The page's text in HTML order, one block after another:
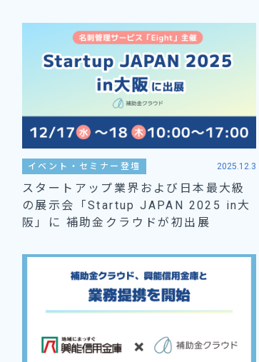
イベント・セミナー登壇 2025.12.3
スタートアップ業界および日本最大級
の展示会「Startup JAPAN 2025 in大
阪」に 補助金クラウドが初出展